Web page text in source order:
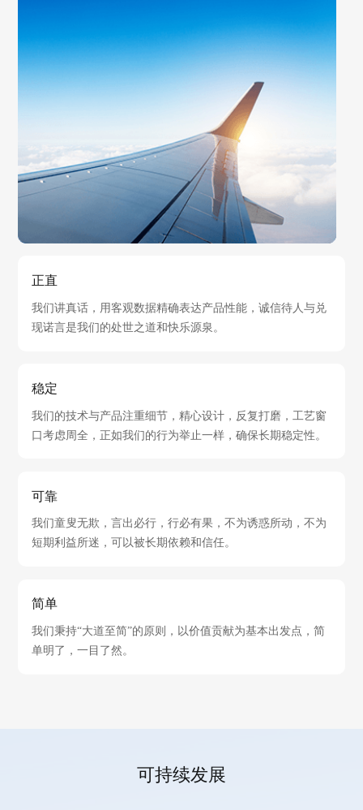
正直
现诺言是我们的处世之道和快乐源泉。
稳定
口考虑周全，正如我们的行为举止一样，确保长期稳定性。
可靠
短期利益所迷，可以被长期依赖和信任。
简单
单明了，一目了然。
可持续发展